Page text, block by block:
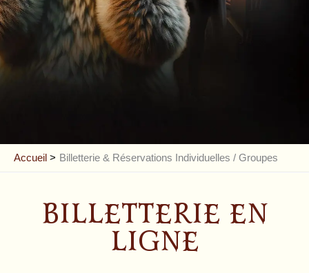
Accueil Billetterie & Réservations Individuelles / Groupes
BILLETTERIE EN
LIGNE